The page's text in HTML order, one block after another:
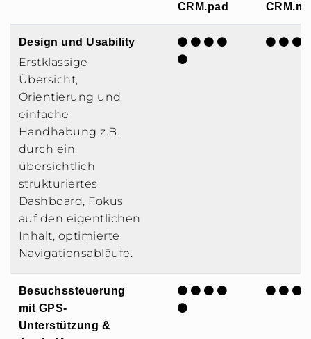
CRM.pad
Design und Usability
Erstklassige
Übersicht,
Orientierung und
einfache
Handhabung z.B.
durch ein
übersichtlich
strukturiertes
Dashboard, Fokus
auf den eigentlichen
Inhalt, optimierte
Navigationsabläufe.
Besuchssteuerung
mit GPS-
Unterstützung &